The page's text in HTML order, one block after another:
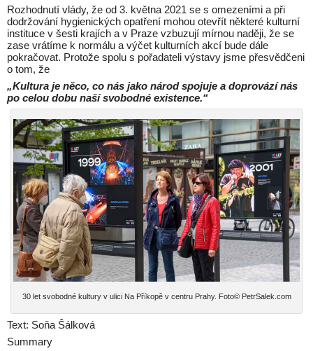
Rozhodnutí vlády, že od 3. května 2021 se s omezeními a při
dodržování hygienických opatření mohou otevřít některé kulturní
instituce v šesti krajích a v Praze vzbuzují mírnou naději, že se
zase vrátíme k normálu a výčet kulturních akcí bude dále
pokračovat. Protože spolu s pořadateli výstavy jsme přesvědčeni
o tom, že
„Kultura je něco, co nás jako národ spojuje a doprovází nás
po celou dobu naší svobodné existence.“
30 let svobodné kultury v ulici Na Příkopě v centru Prahy. Foto© PetrSalek.com
Text: Soňa Šálková
Summary